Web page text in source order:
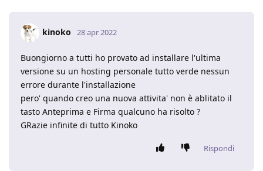
kinoko 28 apr 2022
Buongiorno a tutti ho provato ad installare l'ultima
versione su un hosting personale tutto verde nessun
errore durante l'installazione
pero' quando creo una nuova attivita' non è ablitato il
tasto Anteprima e Firma qualcuno ha risolto ?
GRazie infinite di tutto Kinoko
Rispondi